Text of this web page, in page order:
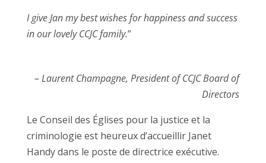
I give Jan my best wishes for happiness and success
in our lovely CCJC family.”
– Laurent Champagne, President of CCJC Board of
Directors
Le Conseil des Églises pour la justice et la
criminologie est heureux d’accueillir Janet
Handy dans le poste de directrice exécutive.